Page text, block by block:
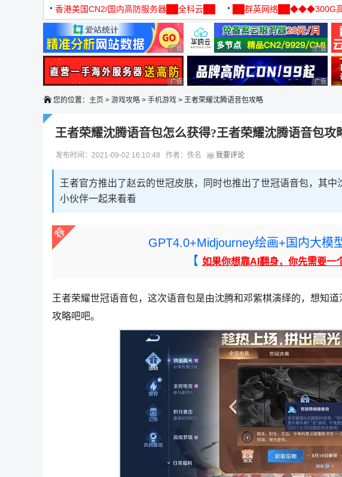
机
香港美国CN2/国内高防服务器██全科云██
██群英网络██◆◆◆300G
◆◆◆
广告 商业广告，理性选择 广告 商业
广告 商业广告，理性选择 广告 商
您的位置： 主页 > 游戏攻略 > 手机游戏 > 王者荣耀沈腾语音包攻略
王者荣耀沈腾语音包怎么获得?王者荣耀沈腾语音包攻
发布时间：2021-09-02 16:10:48 作者：佚名 我要评论
王者官方推出了赵云的世冠皮肤，同时也推出了世冠语音包，其
小伙伴一起来看看
GPT4.0+Midjourney绘画+国内大模
【 如果你想靠AI翻身，你先需要一
王者荣耀世冠语音包，这次语音包是由沈腾和邓紫棋演绎的，想知
攻略吧吧。